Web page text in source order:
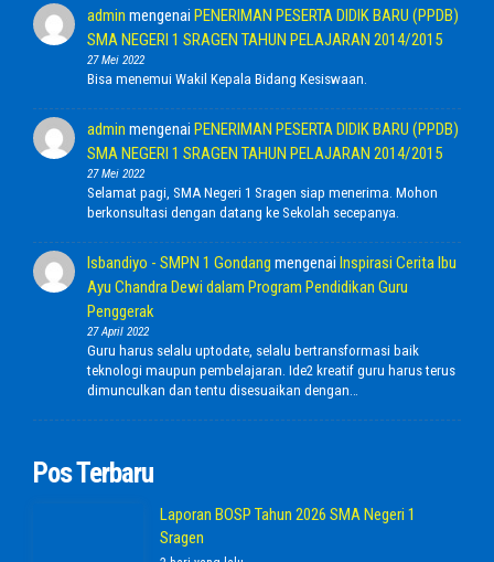
admin mengenai PENERIMAN PESERTA DIDIK BARU (PPDB)
SMA NEGERI 1 SRAGEN TAHUN PELAJARAN 2014/2015
27 Mei 2022
Bisa menemui Wakil Kepala Bidang Kesiswaan.
admin mengenai PENERIMAN PESERTA DIDIK BARU (PPDB)
SMA NEGERI 1 SRAGEN TAHUN PELAJARAN 2014/2015
27 Mei 2022
Selamat pagi, SMA Negeri 1 Sragen siap menerima. Mohon
berkonsultasi dengan datang ke Sekolah secepanya.
Isbandiyo - SMPN 1 Gondang mengenai Inspirasi Cerita Ibu
Ayu Chandra Dewi dalam Program Pendidikan Guru
Penggerak
27 April 2022
Guru harus selalu uptodate, selalu bertransformasi baik
teknologi maupun pembelajaran. Ide2 kreatif guru harus terus
dimunculkan dan tentu disesuaikan dengan…
Pos Terbaru
Laporan BOSP Tahun 2026 SMA Negeri 1
Sragen